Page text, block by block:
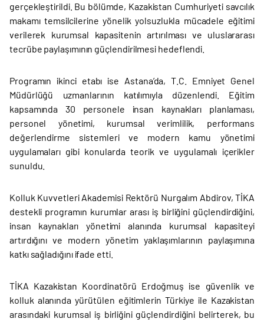
gerçekleştirildi. Bu bölümde, Kazakistan Cumhuriyeti savcılık
makamı temsilcilerine yönelik yolsuzlukla mücadele eğitimi
verilerek kurumsal kapasitenin artırılması ve uluslararası
tecrübe paylaşımının güçlendirilmesi hedeflendi.
Programın ikinci etabı ise Astana’da, T.C. Emniyet Genel
Müdürlüğü uzmanlarının katılımıyla düzenlendi. Eğitim
kapsamında 30 personele insan kaynakları planlaması,
personel yönetimi, kurumsal verimlilik, performans
değerlendirme sistemleri ve modern kamu yönetimi
uygulamaları gibi konularda teorik ve uygulamalı içerikler
sunuldu.
Kolluk Kuvvetleri Akademisi Rektörü Nurgalım Abdirov, TİKA
destekli programın kurumlar arası iş birliğini güçlendirdiğini,
insan kaynakları yönetimi alanında kurumsal kapasiteyi
artırdığını ve modern yönetim yaklaşımlarının paylaşımına
katkı sağladığını ifade etti.
TİKA Kazakistan Koordinatörü Erdoğmuş ise güvenlik ve
kolluk alanında yürütülen eğitimlerin Türkiye ile Kazakistan
arasındaki kurumsal iş birliğini güçlendirdiğini belirterek, bu